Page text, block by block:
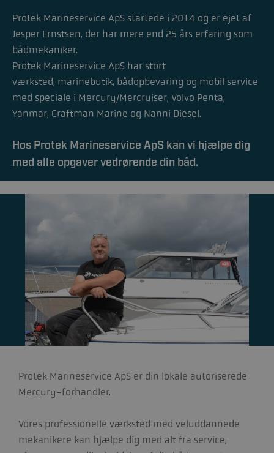
Protek Marineservice ApS startede i 2014 og er ejet af
Jesper Ernstsen, der har mere end 25 års erfaring som
bådmekaniker.
Protek Marineservice ApS har stort
værksted, marinebutik, bådopbevaring og mobil service
med speciale i Mercury/Mercruiser, Volvo Penta,
Yanmar, Craftman Marine og Nanni Diesel.
Hos Protek Marineservice ApS kan vi hjælpe dig
med alle opgaver vedrørende din båd.
Protek Marineservice ApS er din lokale autoriserede
Mercury-forhandler.
Vores professionelle værksted med veluddannede
mekanikere kan hjælpe dig med alt fra service,